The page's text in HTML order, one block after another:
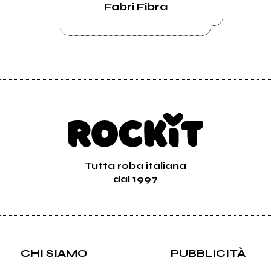
Fabri Fibra
Tutta roba italiana
dal 1997
CHI SIAMO PUBBLICITÀ